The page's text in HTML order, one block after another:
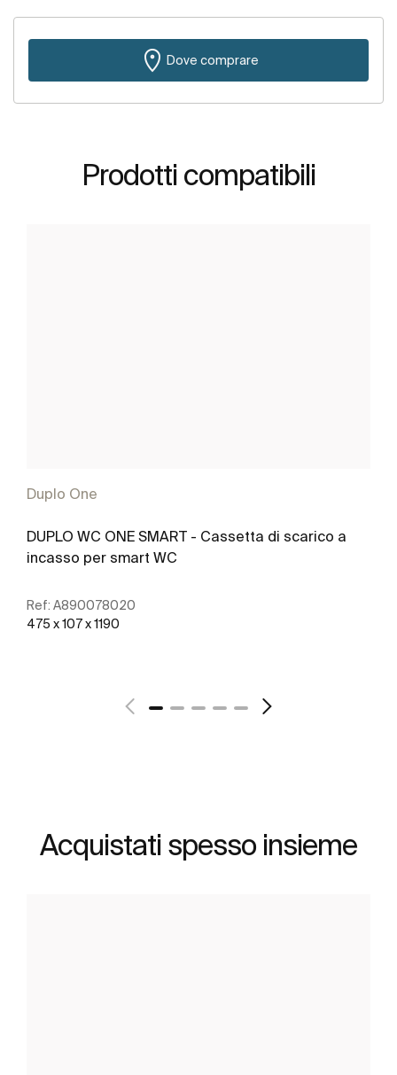
Dove comprare
Prodotti compatibili
Duplo One
DUPLO WC ONE SMART - Cassetta di scarico a
incasso per smart WC
Ref: A890078020
475 x 107 x 1190
Acquistati spesso insieme